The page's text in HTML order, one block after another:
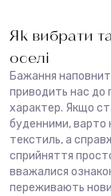
Як вибрати
оселі
Бажання
приводить нас до
характер. Якщо
буденними, варто
текстиль, а
сприйняття
вважалися
переживають